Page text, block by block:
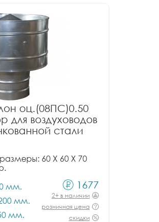
оц.(08ПС)0.50
для воздуховодов
стали
60 X 60 X 70
мм.
мм.
мм.
1677
2+ в наличии
розничная цена
скидки